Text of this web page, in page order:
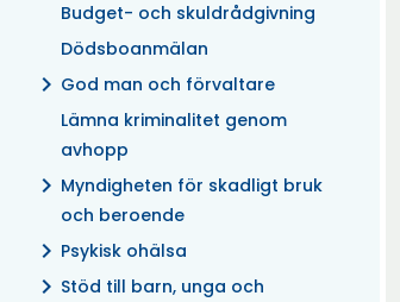
Budget- och skuldrådgivning
Dödsboanmälan
chevron_right God man och förvaltare
Lämna kriminalitet genom
avhopp
chevron_right Myndigheten för skadligt bruk
och beroende
chevron_right Psykisk ohälsa
chevron_right Stöd till barn, unga och